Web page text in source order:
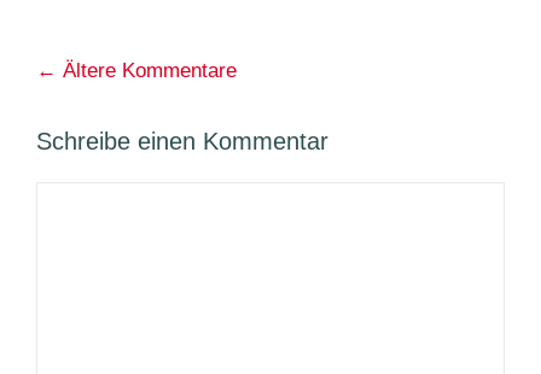
Kommentarnavigation
← Ältere Kommentare
Schreibe einen Kommentar